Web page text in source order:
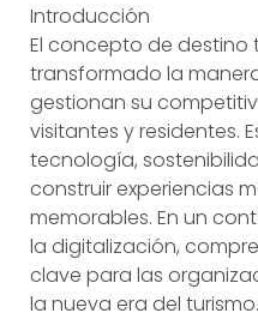
Introducción
El concepto de destino
transformado la
gestionan su
visitantes y residentes.
tecnología,
construir experiencias
memorables. En un
la digitalización,
clave para las
la nueva era del turismo.